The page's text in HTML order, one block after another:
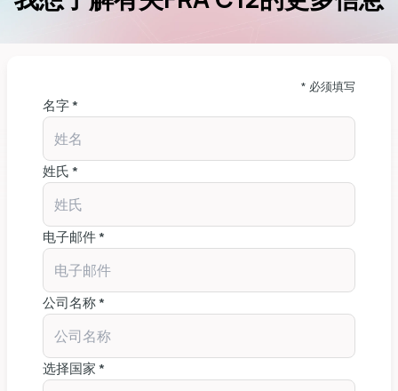
* 必须填写
名字 *
姓氏 *
电子邮件 *
公司名称 *
选择国家 *